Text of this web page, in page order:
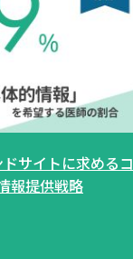
サイトに求めるコ
報提供戦略